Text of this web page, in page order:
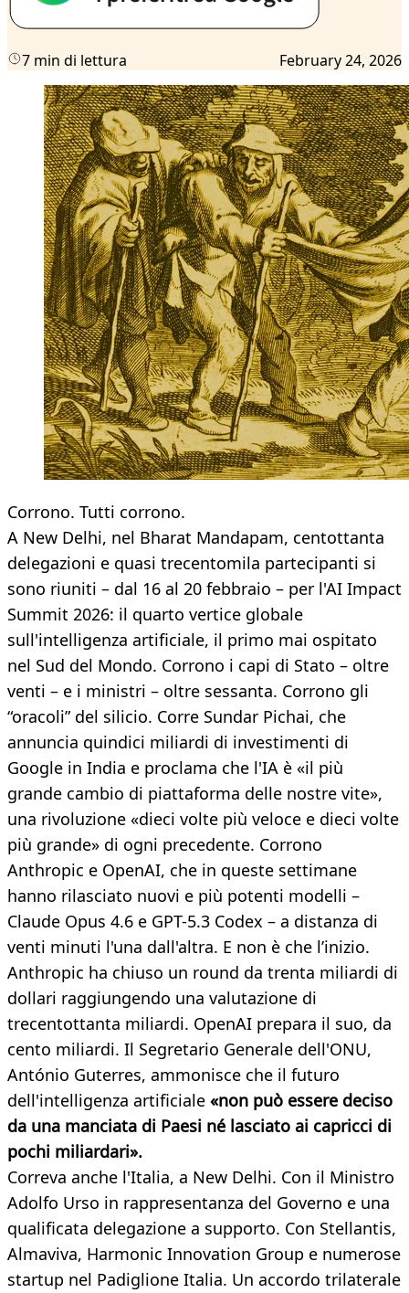
7 min di lettura February 24, 2026
Corrono. Tutti corrono.
A New Delhi, nel Bharat Mandapam, centottanta
delegazioni e quasi trecentomila partecipanti si
sono riuniti – dal 16 al 20 febbraio – per l'AI Impact
Summit 2026: il quarto vertice globale
sull'intelligenza artificiale, il primo mai ospitato
nel Sud del Mondo. Corrono i capi di Stato – oltre
venti – e i ministri – oltre sessanta. Corrono gli
“oracoli” del silicio. Corre Sundar Pichai, che
annuncia quindici miliardi di investimenti di
Google in India e proclama che l'IA è «il più
grande cambio di piattaforma delle nostre vite»,
una rivoluzione «dieci volte più veloce e dieci volte
più grande» di ogni precedente. Corrono
Anthropic e OpenAI, che in queste settimane
hanno rilasciato nuovi e più potenti modelli –
Claude Opus 4.6 e GPT-5.3 Codex – a distanza di
venti minuti l'una dall'altra. E non è che l’inizio.
Anthropic ha chiuso un round da trenta miliardi di
dollari raggiungendo una valutazione di
trecentottanta miliardi. OpenAI prepara il suo, da
cento miliardi. Il Segretario Generale dell'ONU,
António Guterres, ammonisce che il futuro
dell'intelligenza artificiale «non può essere deciso
da una manciata di Paesi né lasciato ai capricci di
pochi miliardari».
Correva anche l'Italia, a New Delhi. Con il Ministro
Adolfo Urso in rappresentanza del Governo e una
qualificata delegazione a supporto. Con Stellantis,
Almaviva, Harmonic Innovation Group e numerose
startup nel Padiglione Italia. Un accordo trilaterale